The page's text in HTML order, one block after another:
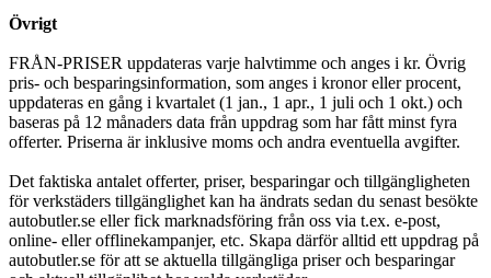
Övrigt
FRÅN-PRISER uppdateras varje halvtimme och anges i kr. Övrig
pris- och besparingsinformation, som anges i kronor eller procent,
uppdateras en gång i kvartalet (1 jan., 1 apr., 1 juli och 1 okt.) och
baseras på 12 månaders data från uppdrag som har fått minst fyra
offerter. Priserna är inklusive moms och andra eventuella avgifter.
Det faktiska antalet offerter, priser, besparingar och tillgängligheten
för verkstäders tillgänglighet kan ha ändrats sedan du senast besökte
autobutler.se eller fick marknadsföring från oss via t.ex. e-post,
online- eller offlinekampanjer, etc. Skapa därför alltid ett uppdrag på
autobutler.se för att se aktuella tillgängliga priser och besparingar